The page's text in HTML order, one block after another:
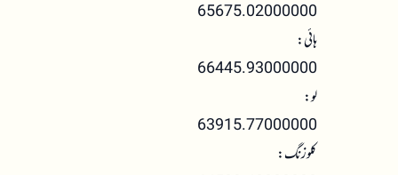
65675.02000000
ہائی:
66445.93000000
لو:
63915.77000000
کلوزنگ: